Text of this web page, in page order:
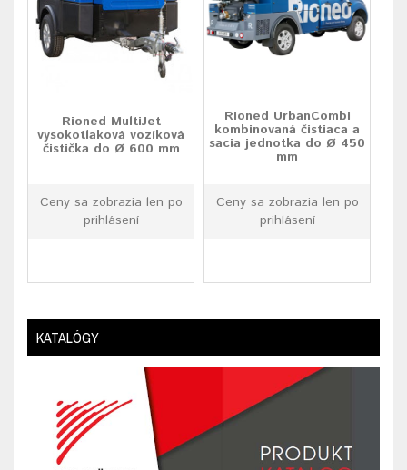
Rioned MultiJet
vysokotlaková vozíková
čistička do Ø 600 mm
Ceny sa zobrazia len po
prihlásení
Rioned UrbanCombi
kombinovaná čistiaca a
sacia jednotka do Ø 450
mm
Ceny sa zobrazia len po
prihlásení
KATALÓGY